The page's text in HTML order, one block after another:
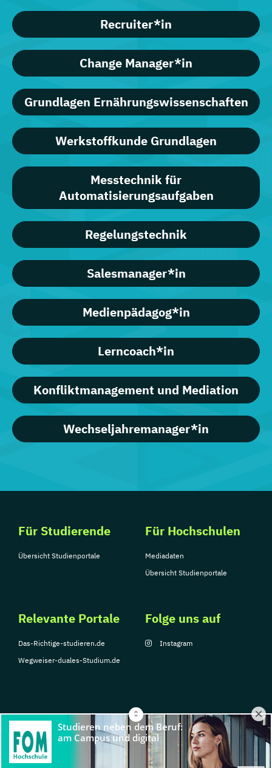
Recruiter*in
Change Manager*in
Grundlagen Ernährungswissenschaften
Werkstoffkunde Grundlagen
Messtechnik für
Automatisierungsaufgaben
Regelungstechnik
Salesmanager*in
Medienpädagog*in
Lerncoach*in
Konfliktmanagement und Mediation
Wechseljahremanager*in
Für Studierende
Übersicht Studienportale
Für Hochschulen
Mediadaten
Übersicht Studienportale
Relevante Portale
Das-Richtige-studieren.de
Wegweiser-duales-Studium.de
Folge uns auf
Instagram
© Copyright 2026, TarGroup Media GmbH
Impressum
Datenschutzerklärung Nutzungsbedingungen